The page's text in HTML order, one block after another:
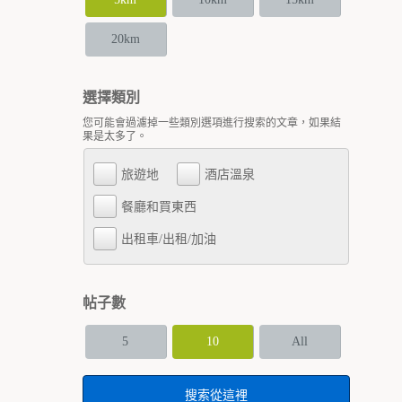
20km
選擇類別
您可能會過濾掉一些類別選項進行搜索的文章，如果結
果是太多了。
旅遊地 酒店溫泉
餐廳和買東西
出租車/出租/加油
帖子數
5 10 All